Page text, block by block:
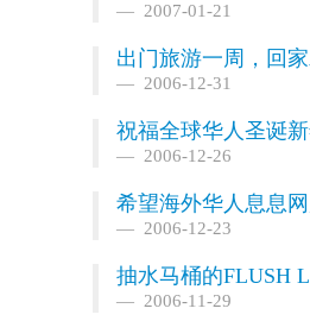
2007-01-21
出门旅游一周，回
2006-12-31
祝福全球华人圣诞
2006-12-26
希望海外华人息息
2006-12-23
抽水马桶的FLUSH
2006-11-29